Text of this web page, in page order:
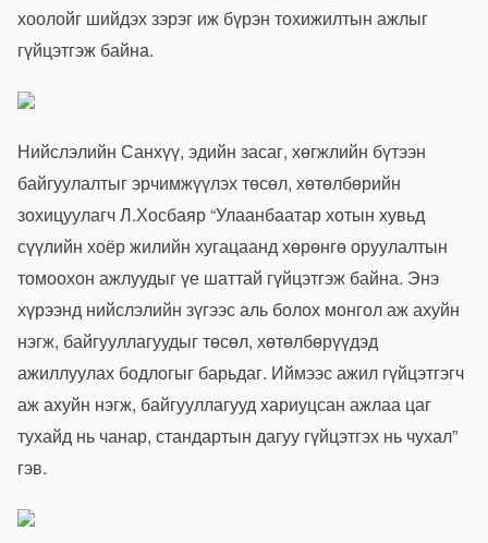
хоолойг шийдэх зэрэг иж бүрэн тохижилтын ажлыг
гүйцэтгэж байна.
Нийслэлийн Санхүү, эдийн засаг, хөгжлийн бүтээн
байгуулалтыг эрчимжүүлэх төсөл, хөтөлбөрийн
зохицуулагч Л.Хосбаяр “Улаанбаатар хотын хувьд
сүүлийн хоёр жилийн хугацаанд хөрөнгө оруулалтын
томоохон ажлуудыг үе шаттай гүйцэтгэж байна. Энэ
хүрээнд нийслэлийн зүгээс аль болох монгол аж ахуйн
нэгж, байгууллагуудыг төсөл, хөтөлбөрүүдэд
ажиллуулах бодлогыг барьдаг. Иймээс ажил гүйцэтгэгч
аж ахуйн нэгж, байгууллагууд хариуцсан ажлаа цаг
тухайд нь чанар, стандартын дагуу гүйцэтгэх нь чухал”
гэв.